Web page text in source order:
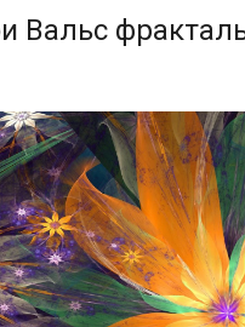
Вальс